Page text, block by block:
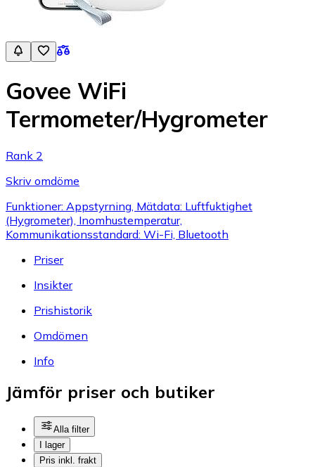
Govee WiFi
Termometer/Hygrometer
Rank 2
Skriv omdöme
Funktioner: Appstyrning, Mätdata: Luftfuktighet
(Hygrometer), Inomhustemperatur,
Kommunikationsstandard: Wi-Fi, Bluetooth
Priser
Insikter
Prishistorik
Omdömen
Info
Jämför priser och butiker
Alla filter
I lager
Pris inkl. frakt